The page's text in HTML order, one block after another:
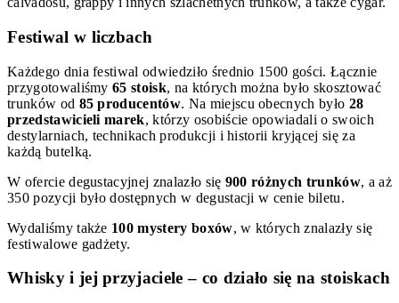
Festiwal w liczbach
Każdego dnia festiwal odwiedziło średnio 1500 gości. Łącznie
przygotowaliśmy65 stoisk, na których można było skosztować
trunków od 85 producentów. Na miejscu obecnych było 28
przedstawicieli marek, którzy osobiście opowiadali o swoich
destylarniach, technikach produkcji i historii kryjącej się za
każdą butelką.
W ofercie degustacyjnej znalazło się 900 różnych trunków, a aż
350 pozycji było dostępnych w degustacji w cenie biletu.
Wydaliśmy także 100 mystery boxów, w których znalazły się
festiwalowe gadżety.
Whisky i jej przyjaciele – co działo się na stoiskach